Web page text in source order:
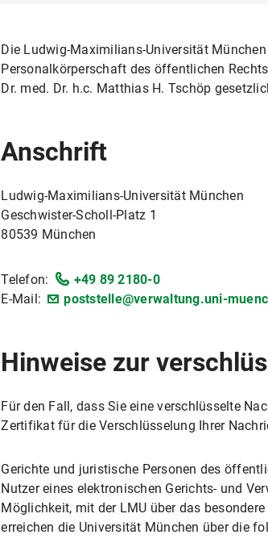
Die Ludwig-Maximilians-Universität
Personalkörperschaft des öffentlichen
Dr. med. Dr. h.c. Matthias H. Tschöp
Anschrift
Ludwig-Maximilians-Universität München
Geschwister-Scholl-Platz 1
80539 München
Telefon:
+49 89 2180-0
E-Mail:
poststelle@verwaltung.uni-
Hinweise zur
Für den Fall, dass Sie eine verschlüsselte
Zertifikat für die Verschlüsselung Ihrer
Gerichte und juristische Personen des
Nutzer eines elektronischen Gerichts- und
Möglichkeit, mit der LMU über das
erreichen die Universität München über die